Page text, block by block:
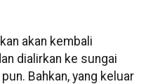
akan kembali
dialirkan ke sungai
Bahkan, yang keluar